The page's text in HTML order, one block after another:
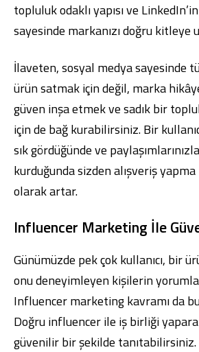
topluluk odaklı yapısı ve
sayesinde markanızı doğru kitleye
İlaveten, sosyal medya sayesinde
ürün satmak için değil, marka
güven inşa etmek ve sadık bir
için de bağ kurabilirsiniz. Bir
sık gördüğünde ve
kurduğunda sizden alışveriş
olarak artar.
Influencer Marketing İle
Günümüzde pek çok kullanıcı, bir
onu deneyimleyen kişilerin
Influencer marketing kavramı da
Doğru influencer ile iş birliği
güvenilir bir şekilde tanıtabilirsiniz.